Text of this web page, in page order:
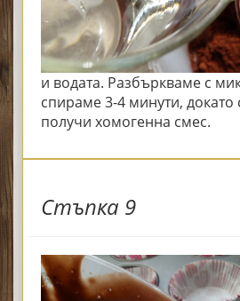
и водата. Разбъркваме с
спираме 3-4 минути, докато
получи хомогенна смес.
Стъпка 9